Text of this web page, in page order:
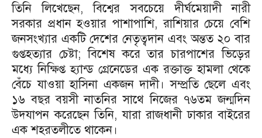
তিনি লিখেছেন, বিশ্বের সবচেয়ে দীর্ঘমেয়াদী নারী
সরকার প্রধান হওয়ার পাশাপাশি, রাশিয়ার চেয়ে বেশি
জনসংখ্যার একটি দেশের নেতৃত্বদান এবং অন্তত ২০ বার
গুপ্তহত্যার চেষ্টা; বিশেষ করে তার চারপাশের ভিড়ের
মধ্যে নিক্ষিপ্ত হ্যান্ড গ্রেনেডের এক রক্তাক্ত হামলা থেকে
বেঁচে যাওয়া হাসিনা একজন দাদী। সম্প্রতি ছেলে এবং
১৬ বছর বয়সী নাতনির সাথে নিজের ৭৬তম জন্মদিন
উদযাপন করেছেন তিনি, যারা রাজধানী ঢাকার বাইরের
এক শহরতলীতে থাকেন।